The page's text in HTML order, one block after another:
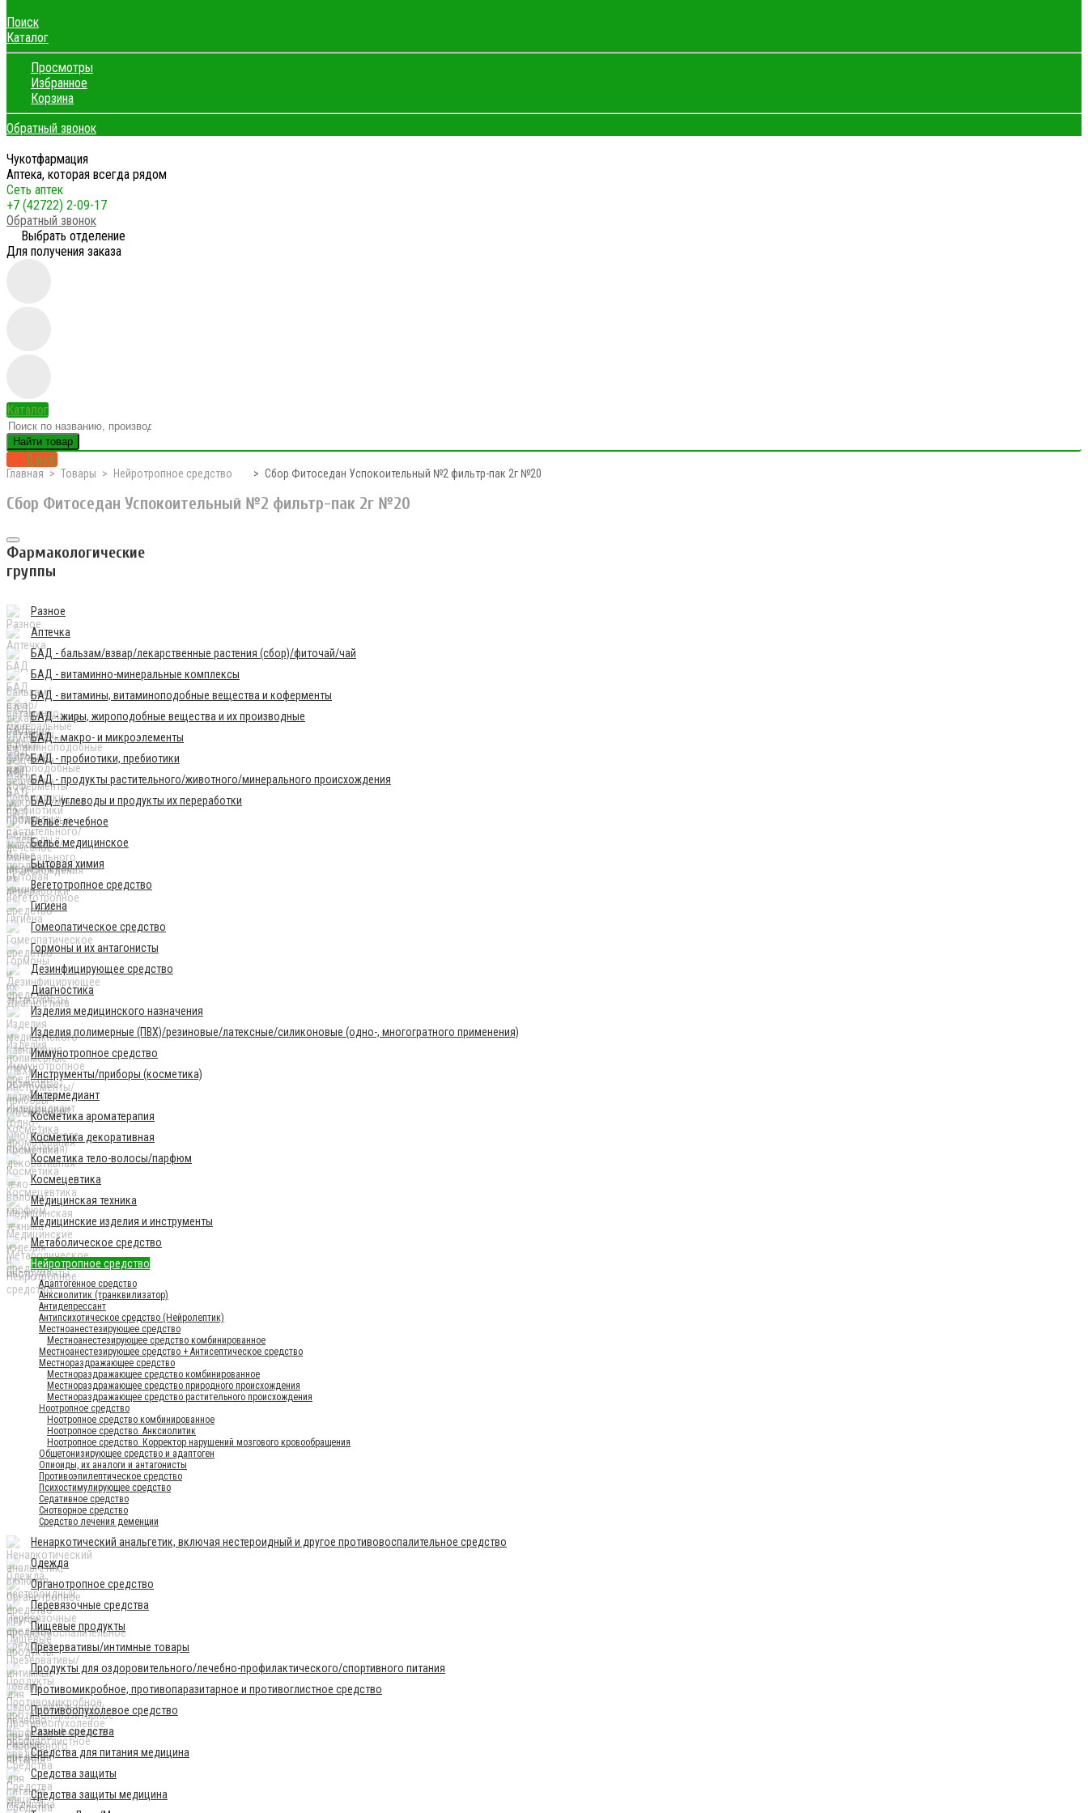
Поиск
Каталог
Просмотры
Избранное
Корзина
Обратный звонок
Чукотфармация
Аптека, которая всегда рядом
Сеть аптек
+7 (42722) 2-09-17
Обратный звонок
Выбрать отделение
Для получения заказа
Каталог
Найти товар
0 руб.
Главная Товары Нейротропное средство Сбор Фитоседан Успокоительный №2 фильтр-пак 2г №20
Сбор Фитоседан Успокоительный №2 фильтр-пак 2г №20
Фармакологические
группы
Разное
Аптечка
БАД - бальзам/взвар/лекарственные растения (сбор)/фиточай/чай
БАД - витаминно-минеральные комплексы
БАД - витамины, витаминоподобные вещества и коферменты
БАД - жиры, жироподобные вещества и их производные
БАД - макро- и микроэлементы
БАД - пробиотики, пребиотики
БАД - продукты растительного/животного/минерального происхождения
БАД - углеводы и продукты их переработки
Бельё лечебное
Бельё медицинское
Бытовая химия
Вегетотропное средство
Гигиена
Гомеопатическое средство
Гормоны и их антагонисты
Дезинфицирующее средство
Диагностика
Изделия медицинского назначения
Изделия полимерные (ПВХ)/резиновые/латексные/силиконовые (одно-, многогратного применения)
Иммунотропное средство
Инструменты/приборы (косметика)
Интермедиант
Косметика ароматерапия
Косметика декоративная
Косметика тело-волосы/парфюм
Космецевтика
Медицинская техника
Медицинские изделия и инструменты
Метаболическое средство
Нейротропное средство
Адаптогенное средство
Анксиолитик (транквилизатор)
Антидепрессант
Антипсихотическое средство (Нейролептик)
Местноанестезирующее средство
Местноанестезирующее средство комбинированное
Местноанестезирующее средство + Антисептическое средство
Местнораздражающее средство
Местнораздражающее средство комбинированное
Местнораздражающее средство природного происхождения
Местнораздражающее средство растительного происхождения
Ноотропное средство
Ноотропное средство комбинированное
Ноотропное средство. Анксиолитик
Ноотропное средство. Корректор нарушений мозгового кровообращения
Общетонизирующее средство и адаптоген
Опиоиды, их аналоги и антагонисты
Противоэпилептическое средство
Психостимулирующее средство
Седативное средство
Снотворное средство
Средство лечения деменции
Ненаркотический анальгетик, включая нестероидный и другое противовоспалительное средство
Одежда
Органотропное средство
Перевязочные средства
Пищевые продукты
Презервативы/интимные товары
Продукты для оздоровительного/лечебно-профилактического/спортивного питания
Противомикробное, противопаразитарное и противоглистное средство
Противоопухолевое средство
Разные средства
Средства для питания медицина
Средства защиты
Средства защиты медицина